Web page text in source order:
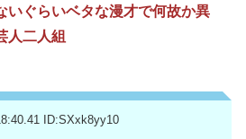
いぐらいベタな漫才で何故か異
人二人組
ID:SXxk8yy10